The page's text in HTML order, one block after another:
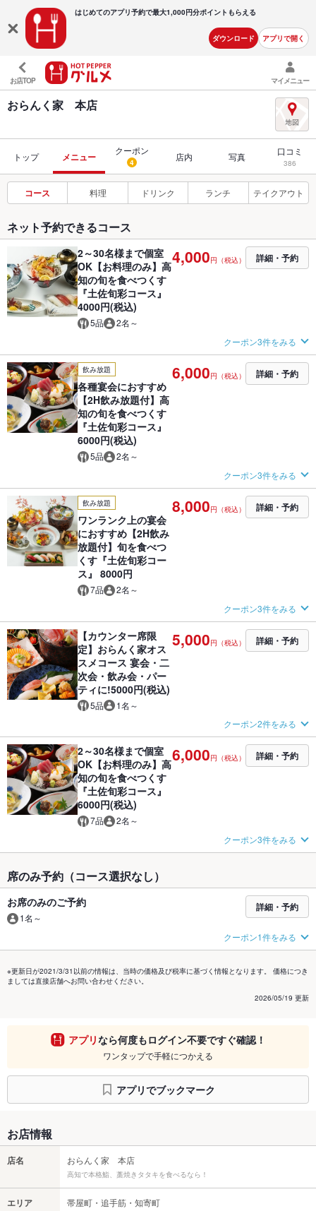
はじめてのアプリ予約で最大1,000円分ポイントもらえる
ダウンロード アプリで開く
お店TOP マイメニュー
おらんく家 本店
トップ メニュー
クーポン
4 店内 写真 口コミ
386
コース 料理 ドリンク ランチ テイクアウト
ネット予約できるコース
2～30名様まで個室
OK【お料理のみ】高
知の旬を食べつくす
『土佐旬彩コース』
4000円(税込)
5品 2名～
4,000円（税込） 詳細・予約
クーポン3件をみる
飲み放題
各種宴会におすすめ
【2H飲み放題付】高
知の旬を食べつくす
『土佐旬彩コース』
6000円(税込)
5品 2名～
6,000円（税込） 詳細・予約
クーポン3件をみる
飲み放題
ワンランク上の宴会
におすすめ【2H飲み
放題付】旬を食べつ
くす『土佐旬彩コー
ス』 8000円
7品 2名～
8,000円（税込） 詳細・予約
クーポン3件をみる
【カウンター席限
定】おらんく家オス
スメコース 宴会・二
次会・飲み会・パー
ティに!5000円(税込)
5品 1名～
5,000円（税込） 詳細・予約
クーポン2件をみる
2～30名様まで個室
OK【お料理のみ】高
知の旬を食べつくす
『土佐旬彩コース』
6000円(税込)
7品 2名～
6,000円（税込） 詳細・予約
クーポン3件をみる
席のみ予約（コース選択なし）
お席のみのご予約
1名～
詳細・予約
クーポン1件をみる
※更新日が2021/3/31以前の情報は、当時の価格及び税率に基づく情報となります。 価格につき
ましては直接店舗へお問い合わせください。
2026/05/19 更新
アプリなら何度もログイン不要ですぐ確認！
ワンタップで手軽につかえる
アプリでブックマーク
お店情報
店名 おらんく家 本店
高知で本格鮨、藁焼きタタキを食べるなら！
エリア 帯屋町・追手筋・知寄町